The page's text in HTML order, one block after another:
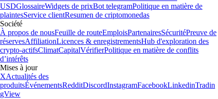
USDGlossaireWidgets de prixBot telegramPolitique en matière de
plaintesService clientResumen de criptomonedas
Société
À propos de nousFeuille de routeEmploisPartenairesSécuritéPreuve de
réservesAffiliationLicences & enregistrementsHub d'exploration des
crypto-actifsClimatCapitalVérifierPolitique en matière de conflits
d’intérêts
Mises à jour
XActualités des
produitsÉvénementsRedditDiscordInstagramFacebookLinkedinTradin
gView